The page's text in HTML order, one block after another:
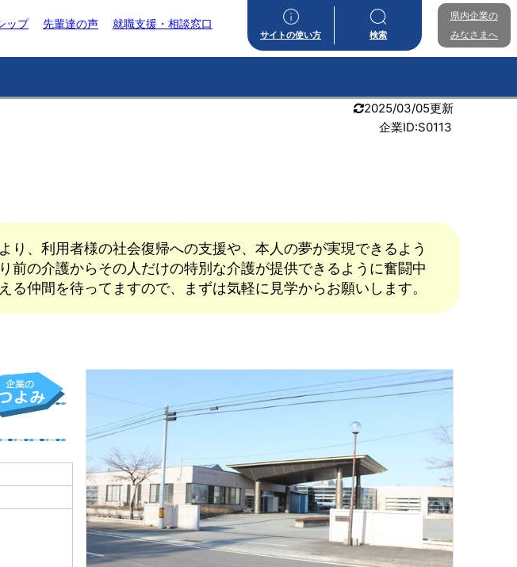
ップ 先輩達の声 就職支援・相談窓口
サイトの使い方 検索
県内企業の
みなさまへ
2025/03/05更新
企業ID:S0113
、利用者様の社会復帰への支援や、本人の夢が実現できるよう
の介護からその人だけの特別な介護が提供できるように奮闘中
仲間を待ってますので、まずは気軽に見学からお願いします。